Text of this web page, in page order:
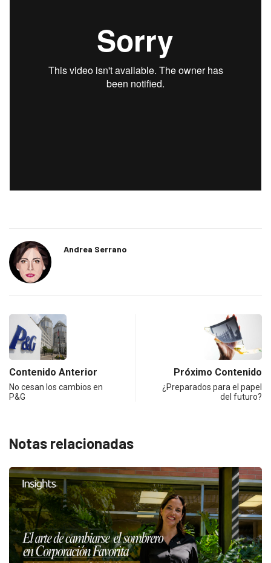
Andrea Serrano
Contenido Anterior
No cesan los cambios en
P&G
Próximo Contenido
¿Preparados para el papel
del futuro?
Notas relacionadas